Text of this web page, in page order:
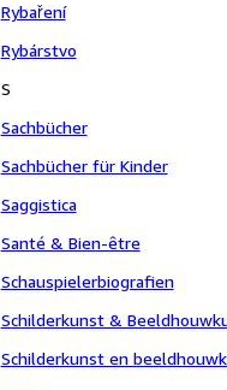
Rybaření
Rybárstvo
S
Sachbücher
Sachbücher für Kinder
Saggistica
Santé & Bien-être
Schauspielerbiografien
Schilderkunst &
Schilderkunst en